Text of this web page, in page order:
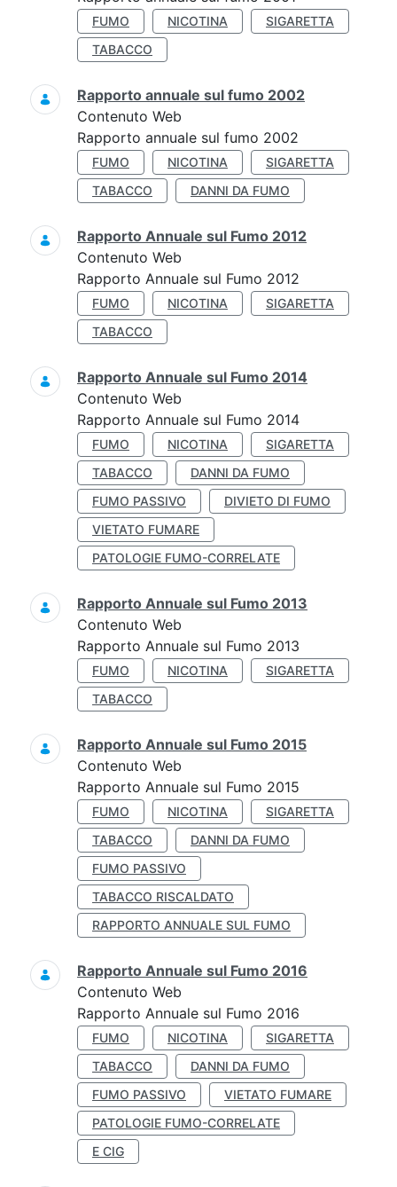
FUMO NICOTINA
SIGARETTA
TABACCO
Rapporto annuale sul fumo 2002
Contenuto Web
Rapporto annuale sul fumo 2002
FUMO NICOTINA
SIGARETTA
TABACCO
DANNI DA FUMO
Rapporto Annuale sul Fumo 2012
Contenuto Web
Rapporto Annuale sul Fumo 2012
FUMO NICOTINA
SIGARETTA
TABACCO
Rapporto Annuale sul Fumo 2014
Contenuto Web
Rapporto Annuale sul Fumo 2014
FUMO NICOTINA
SIGARETTA
TABACCO
DANNI DA FUMO
FUMO PASSIVO
DIVIETO DI FUMO
VIETATO FUMARE
PATOLOGIE FUMO-CORRELATE
Rapporto Annuale sul Fumo 2013
Contenuto Web
Rapporto Annuale sul Fumo 2013
FUMO NICOTINA
SIGARETTA
TABACCO
Rapporto Annuale sul Fumo 2015
Contenuto Web
Rapporto Annuale sul Fumo 2015
FUMO NICOTINA
SIGARETTA
TABACCO
DANNI DA FUMO
FUMO PASSIVO
TABACCO RISCALDATO
RAPPORTO ANNUALE SUL FUMO
Rapporto Annuale sul Fumo 2016
Contenuto Web
Rapporto Annuale sul Fumo 2016
FUMO NICOTINA
SIGARETTA
TABACCO
DANNI DA FUMO
FUMO PASSIVO
VIETATO FUMARE
PATOLOGIE FUMO-CORRELATE
E CIG